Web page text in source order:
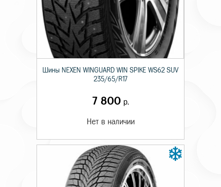
Шины NEXEN WINGUARD WIN SPIKE WS62 SUV
235/65/R17
7 800р.
Нет в наличии